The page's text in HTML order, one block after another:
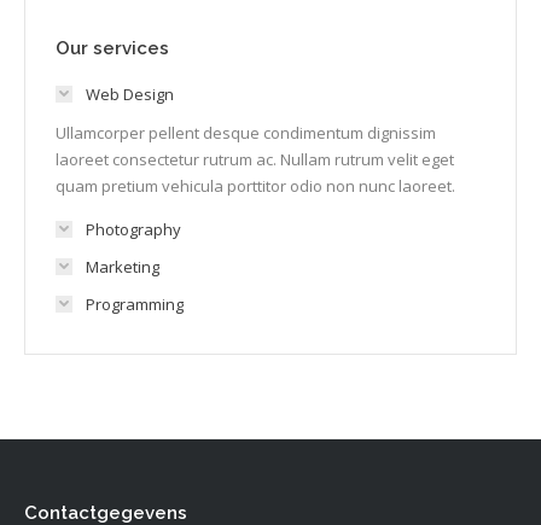
Our services
Web Design
Ullamcorper pellent desque condimentum dignissim
laoreet consectetur rutrum ac. Nullam rutrum velit eget
quam pretium vehicula porttitor odio non nunc laoreet.
Photography
Marketing
Programming
Contactgegevens